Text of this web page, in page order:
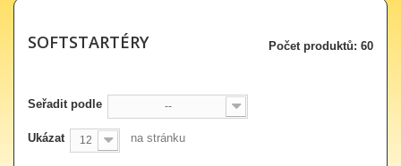
SOFTSTARTÉRY Počet produktů: 60
Seřadit podle --
Ukázat 12 na stránku